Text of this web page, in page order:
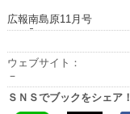
広報南島原11月号
ウェブサイト：
－
ＳＮＳでブックをシェア！
広報誌ナビ
関連遺産